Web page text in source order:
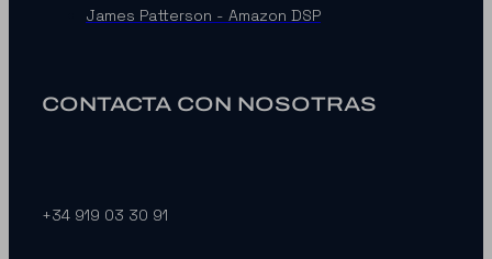
James Patterson - Amazon DSP
CONTACTA CON NOSOTRAS
+34 919 03 30 91